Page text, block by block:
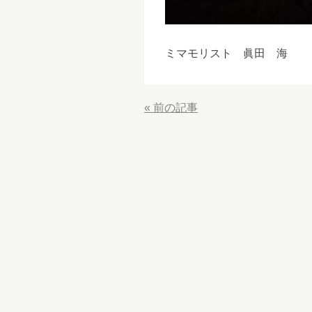
ミマモリスト 眞田 海
« 前の記事